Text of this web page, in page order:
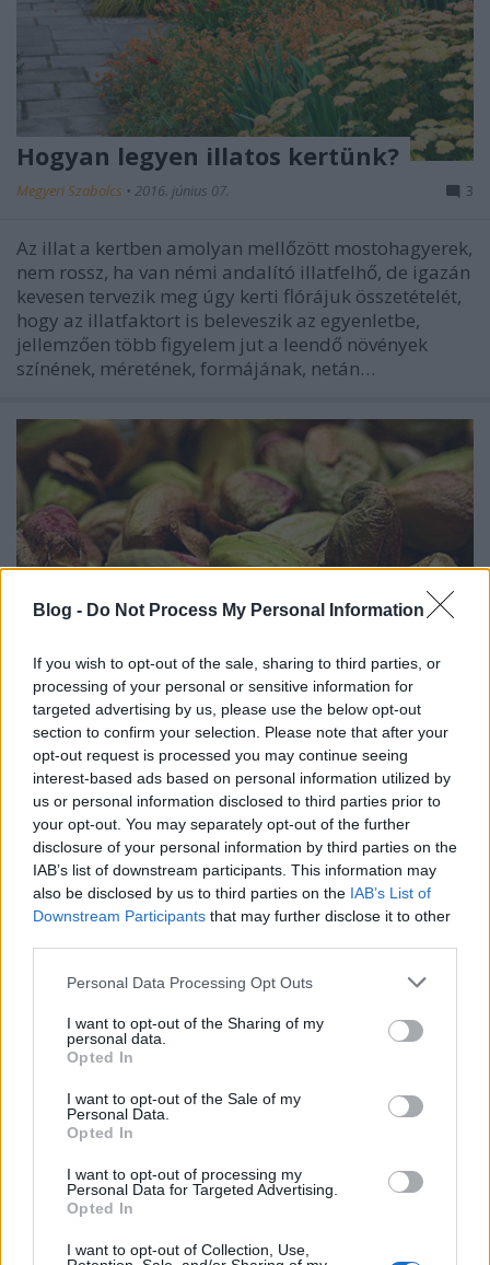
Blog - Do Not Process My Personal Information
If you wish to opt-out of the sale, sharing to third parties, or
processing of your personal or sensitive information for
targeted advertising by us, please use the below opt-out
section to confirm your selection. Please note that after your
opt-out request is processed you may continue seeing
interest-based ads based on personal information utilized by
us or personal information disclosed to third parties prior to
your opt-out. You may separately opt-out of the further
disclosure of your personal information by third parties on the
IAB’s list of downstream participants. This information may
also be disclosed by us to third parties on the IAB’s List of
Downstream Participants that may further disclose it to other
Please note that this website/app uses one or more Google
not limited to your visit or usage behaviour. You may click to
grant or deny consent to Google and its third-party tags to
use your data for below specified purposes in below Google
consent section.
Personal Data Processing Opt Outs
I want to opt-out of the Sharing of my
personal data.
Opted In
I want to opt-out of the Sale of my
Personal Data.
Opted In
I want to opt-out of processing my
Personal Data for Targeted Advertising.
Opted In
I want to opt-out of Collection, Use,
Hogyan legyen illatos kertünk?
Megyeri Szabolcs • 2016. június 07. 3
Az illat a kertben amolyan mellőzött mostohagyerek,
nem rossz, ha van némi andalító illatfelhő, de igazán
kevesen tervezik meg úgy kerti flórájuk összetételét,
hogy az illatfaktort is beleveszik az egyenletbe,
jellemzően több figyelem jut a leendő növények
színének, méretének, formájának, netán…
Tények és érdekességek a
pisztáciáról
Megyeri Szabolcs •2016. február 11.
A pisztácia tipikusan az a gyümölcs, aminek a
termését mindenki ismeri (és a legtöbben szeretik
is), a többség viszont nem tudja, hogy mi fán terem
(pedig tényleg fán), növényként pedig tényleg
kevesen látták. Ezen próbálok most segíteni, az
valójában…